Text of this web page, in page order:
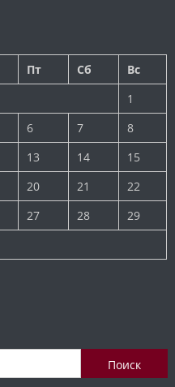
Пт Сб
Вс
1
6 7
8
13 14
15
20 21
22
27 28
29
Найти: